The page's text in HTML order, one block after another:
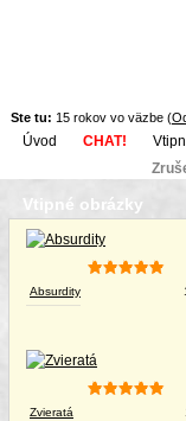
Ste tu: 15 rokov vo väzbe (
Úvod CHAT!
Vtipné obrázky
Absurdity
Zvieratá